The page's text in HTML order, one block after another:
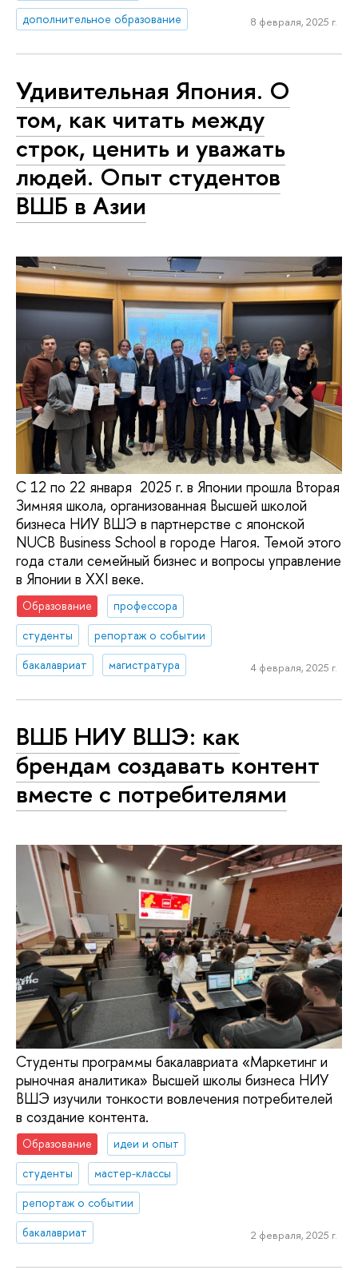
дополнительное образование 8 февраля, 2025 г.
Удивительная Япония. О
том, как читать между
строк, ценить и уважать
людей. Опыт студентов
ВШБ в Азии
С 12 по 22 января 2025 г. в Японии прошла Вторая
Зимняя школа, организованная Высшей школой
бизнеса НИУ ВШЭ в партнерстве с японской
NUCB Business School в городе Нагоя. Темой этого
года стали семейный бизнес и вопросы управление
в Японии в XXI веке.
Образование
профессора
студенты
репортаж о событии
бакалавриат
магистратура 4 февраля, 2025 г.
ВШБ НИУ ВШЭ: как
брендам создавать контент
вместе с потребителями
Студенты программы бакалавриата «Маркетинг и
рыночная аналитика» Высшей школы бизнеса НИУ
ВШЭ изучили тонкости вовлечения потребителей
в создание контента.
Образование
идеи и опыт
студенты
мастер-классы
репортаж о событии
бакалавриат
2 февраля, 2025 г.